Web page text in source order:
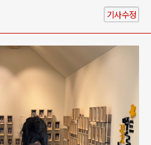
기사수정